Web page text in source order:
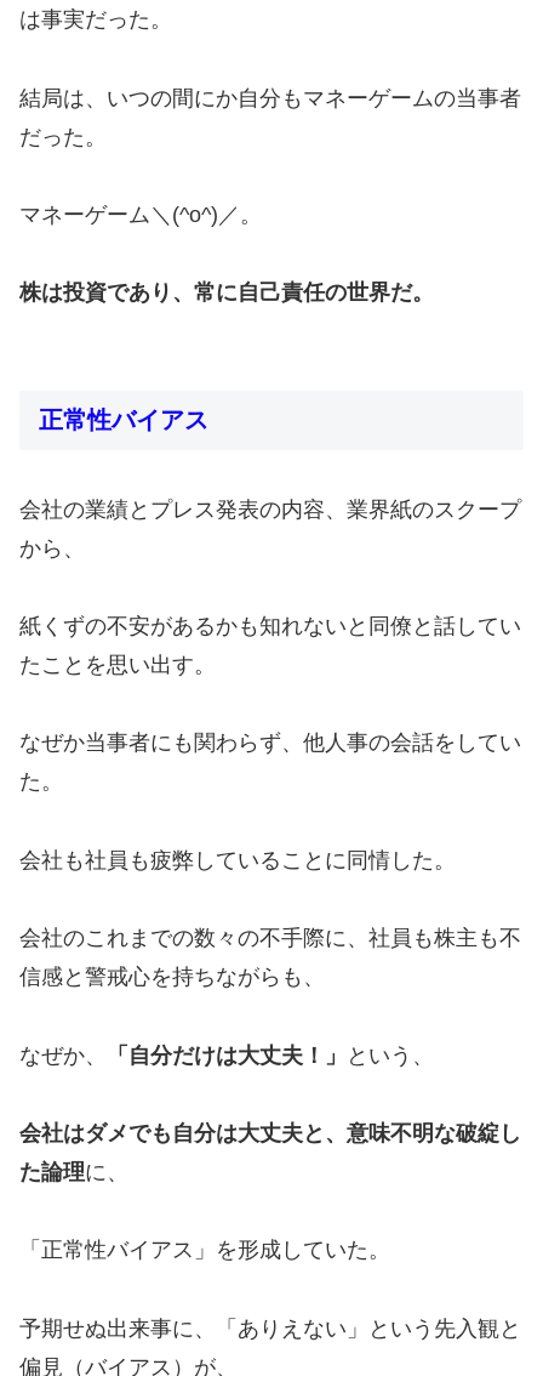
は事実だった。
結局は、いつの間にか自分もマネーゲームの当事者
だった。
マネーゲーム＼(^o^)／。
株は投資であり、常に自己責任の世界だ。
正常性バイアス
会社の業績とプレス発表の内容、業界紙のスクープ
から、
紙くずの不安があるかも知れないと同僚と話してい
たことを思い出す。
なぜか当事者にも関わらず、他人事の会話をしてい
た。
会社も社員も疲弊していることに同情した。
会社のこれまでの数々の不手際に、社員も株主も不
信感と警戒心を持ちながらも、
なぜか、 「自分だけは大丈夫！」 という、
会社はダメでも自分は大丈夫と、意味不明な破綻し
た論理に、
「正常性バイアス」を形成していた。
予期せぬ出来事に、「ありえない」という先入観と
偏見（バイアス）が、